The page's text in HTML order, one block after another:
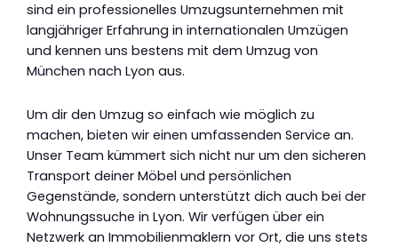
sind ein professionelles Umzugsunternehmen mit
langjähriger Erfahrung in internationalen Umzügen
und kennen uns bestens mit dem Umzug von
München nach Lyon aus.
Um dir den Umzug so einfach wie möglich zu
machen, bieten wir einen umfassenden Service an.
Unser Team kümmert sich nicht nur um den sicheren
Transport deiner Möbel und persönlichen
Gegenstände, sondern unterstützt dich auch bei der
Wohnungssuche in Lyon. Wir verfügen über ein
Netzwerk an Immobilienmaklern vor Ort, die uns stets